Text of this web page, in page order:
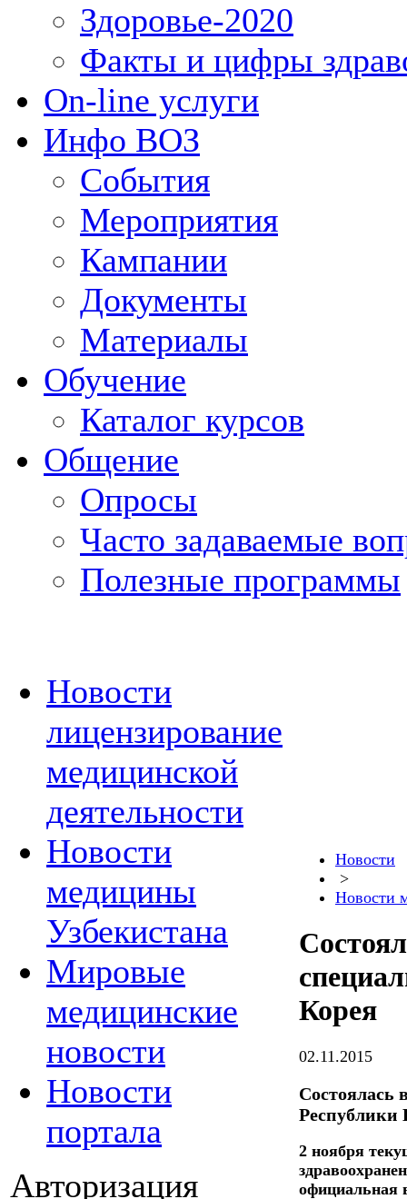
Здоровье-2020
Факты и цифры
On-line услуги
Инфо ВОЗ
События
Мероприятия
Кампании
Документы
Материалы
Обучение
Каталог курсов
Общение
Опросы
Часто задаваемые
Полезные программы
Новости
лицензирование
медицинской
деятельности
Новости
медицины
Узбекистана
Мировые
медицинские
новости
Новости
портала
Авторизация
Новости
>
Новости
Корея
02.11.2015
Состоялась
Республики
2 ноября
официальная